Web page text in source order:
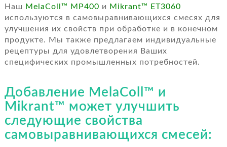
Наш MelaColl™ MP400 и Mikrant™ ET3060
используются в самовыравнивающихся смесях для
улучшения их свойств при обработке и в конечном
продукте. Мы также предлагаем индивидуальные
рецептуры для удовлетворения Ваших
специфических промышленных потребностей.
Добавление MelaColl™ и
Mikrant™ может улучшить
следующие свойства
самовыравнивающихся смесей: